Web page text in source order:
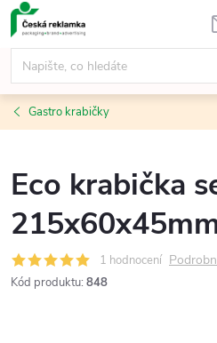
Přejít
na
obsah
Gastro krabičky
Eco krabička
1 hodnocení
Kód produktu: 848